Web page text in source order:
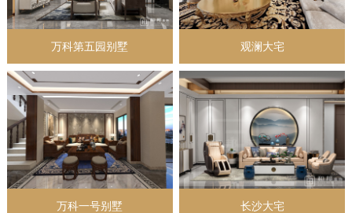
万科第五园别墅 观澜大宅
万科一号别墅 长沙大宅